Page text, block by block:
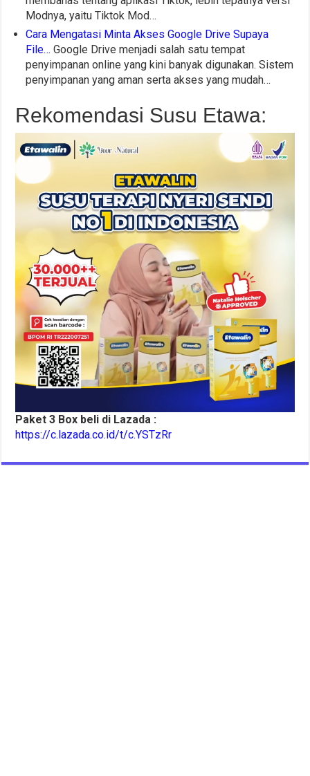
Modnya, yaitu Tiktok Mod…
Cara Mengatasi Minta Akses Google Drive Supaya
File… Google Drive menjadi salah satu tempat
penyimpanan online yang kini banyak digunakan. Sistem
penyimpanan yang aman serta akses yang mudah…
Rekomendasi Susu Etawa:
Paket 3 Box beli di Lazada :
https://c.lazada.co.id/t/c.YSTzRr